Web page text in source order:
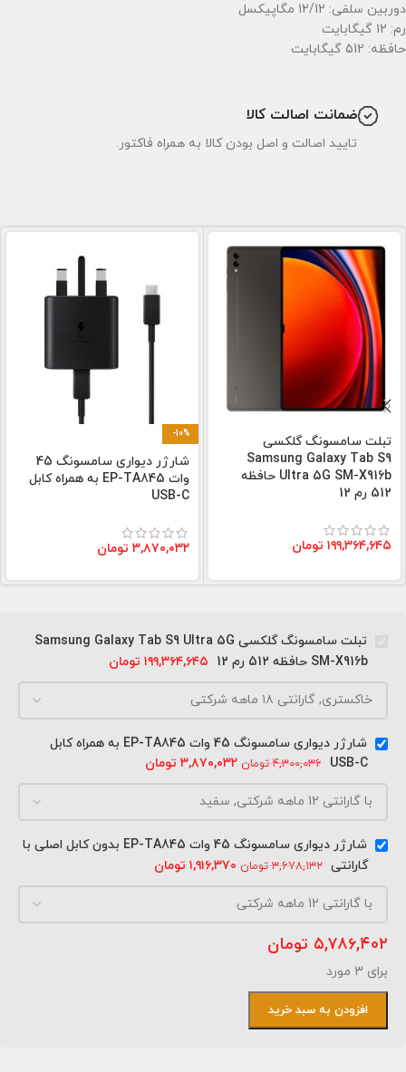
دوربین سلفی: 12/12 مگاپیکسل
رم: 12 گیگابایت
حافظه: 512 گیگابایت
ضمانت اصالت کالا
تایید اصالت و اصل بودن کالا به همراه فاکتور.
تبلت سامسونگ گلکسی
Samsung Galaxy Tab S9
Ultra 5G SM-X916b حافظه
512 رم 12
۱۹۹,۳۶۴,۶۴۵ تومان
-10%
شارژر دیواری سامسونگ 45
وات EP-TA845 به همراه کابل
USB-C
۳,۸۷۰,۰۳۲ تومان
تبلت سامسونگ گلکسی Samsung Galaxy Tab S9 Ultra 5G
SM-X916b حافظه 512 رم 12
۱۹۹,۳۶۴,۶۴۵ تومان
شارژر دیواری سامسونگ 45 وات EP-TA845 به همراه کابل
USB-C ۴,۳۰۰,۰۳۶ تومان ۳,۸۷۰,۰۳۲ تومان
شارژر دیواری سامسونگ 45 وات EP-TA845 بدون کابل اصلی با
گارانتی ۳,۶۷۸,۱۳۲ تومان ۱,۹۱۶,۳۷۰ تومان
۵,۷۸۶,۴۰۲ تومان
برای 3 مورد
افزودن به سبد خرید